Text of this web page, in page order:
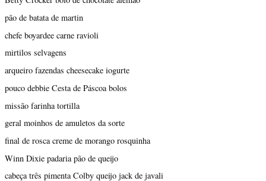
pão de batata de martin
chefe boyardee carne ravioli
mirtilos selvagens
arqueiro fazendas cheesecake iogurte
pouco debbie Cesta de Páscoa bolos
missão farinha tortilla
geral moinhos de amuletos da sorte
final de rosca creme de morango rosquinha
Winn Dixie padaria pão de queijo
cabeça três pimenta Colby queijo jack de javali